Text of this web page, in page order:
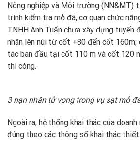
Nông nghiệp và Môi trường (NN&MT)
trình kiểm tra mỏ đá, cơ quan chức
TNHH Anh Tuấn chưa xây dựng tuyến
nhân lên núi từ cốt +80 đến cốt 160m;
tác ban đầu tại cốt 110 m và cốt 120
thi công.
3 nạn nhân tử vong trong vụ sạt mỏ
Ngoài ra, hệ thống khai thác của doanh
đúng theo các thông số khai thác